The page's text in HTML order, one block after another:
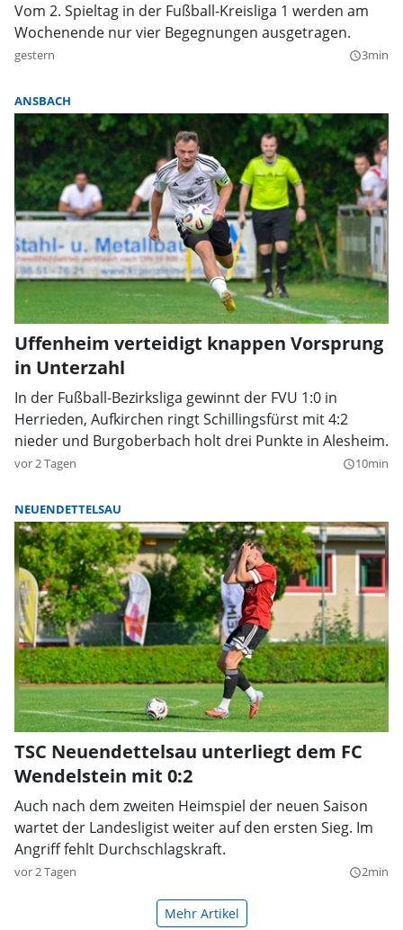
Vom 2. Spieltag in der Fußball-Kreisliga 1 werden am
Wochenende nur vier Begegnungen ausgetragen.
gestern query_builder3min
ANSBACH
Uffenheim verteidigt knappen Vorsprung
in Unterzahl
In der Fußball-Bezirksliga gewinnt der FVU 1:0 in
Herrieden, Aufkirchen ringt Schillingsfürst mit 4:2
nieder und Burgoberbach holt drei Punkte in Alesheim.
vor 2 Tagen query_builder10min
NEUENDETTELSAU
TSC Neuendettelsau unterliegt dem FC
Wendelstein mit 0:2
Auch nach dem zweiten Heimspiel der neuen Saison
wartet der Landesligist weiter auf den ersten Sieg. Im
Angriff fehlt Durchschlagskraft.
vor 2 Tagen query_builder2min
Mehr Artikel